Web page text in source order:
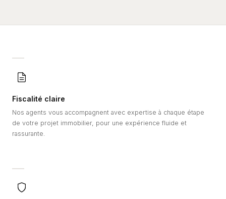
Fiscalité claire
Nos agents vous accompagnent avec expertise à chaque étape
de votre projet immobilier, pour une expérience fluide et
rassurante.